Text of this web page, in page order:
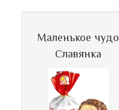
Маленькое чудо
Славянка